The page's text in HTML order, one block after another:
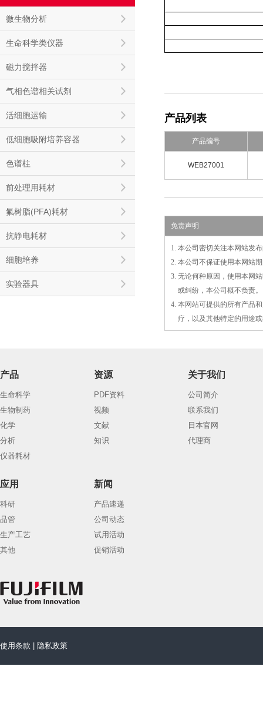
微生物分析
生命科学类仪器
磁力搅拌器
气相色谱相关试剂
活细胞运输
低细胞吸附培养容器
色谱柱
前处理用耗材
氟树脂(PFA)耗材
抗静电耗材
细胞培养
实验器具
产品列表
产品编号
WEB27001
免责声明
1. 本公司密切关注本网站发
2. 本公司不保证使用本网站
3. 无论何种原因，使用本网
或纠纷，本公司概不负责。
4. 本网站可提供的所有产品
疗，以及其他特定的用途
产品
生命科学
生物制药
化学
分析
仪器耗材
资源
PDF资料
视频
文献
知识
关于我们
公司简介
联系我们
日本官网
代理商
应用
科研
品管
生产工艺
其他
新闻
产品速递
公司动态
试用活动
促销活动
使用条款 隐私政策